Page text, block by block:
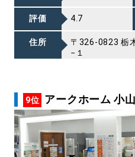
評価 4.7
住所
〒326-0823 栃
−１
9位 アークホーム 小